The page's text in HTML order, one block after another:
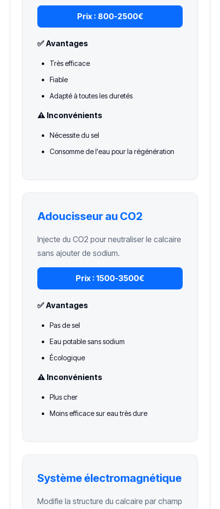
Prix : 800-2500€
✅ Avantages
Très efficace
Fiable
Adapté à toutes les duretés
⚠️ Inconvénients
Nécessite du sel
Consomme de l'eau pour la régénération
Adoucisseur au CO2
Injecte du CO2 pour neutraliser le calcaire
sans ajouter de sodium.
Prix : 1500-3500€
✅ Avantages
Pas de sel
Eau potable sans sodium
Écologique
⚠️ Inconvénients
Plus cher
Moins efficace sur eau très dure
Système électromagnétique
Modifie la structure du calcaire par champ